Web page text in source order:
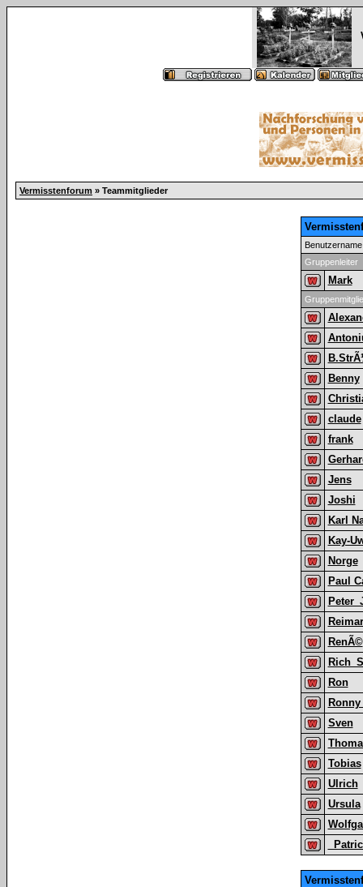
Vermisstenforum » Teammitglieder
Benutzername
Gruppenleiter
Mark
Benny
claude
frank
Jens
Joshi
Karl
Kay-
Norge
Paul
Reimar
RenÃ©
Ron
Ronny
Sven
Tobias
Ulrich
Ursula